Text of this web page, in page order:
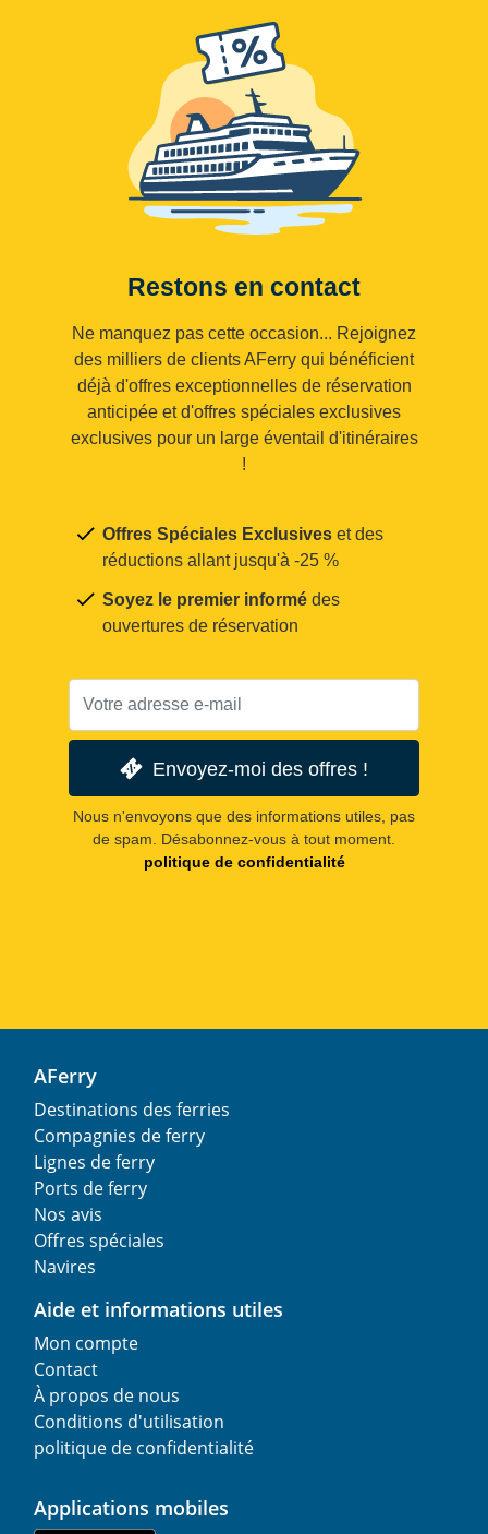
Restons en contact
Ne manquez pas cette occasion... Rejoignez
des milliers de clients AFerry qui bénéficient
déjà d'offres exceptionnelles de réservation
anticipée et d'offres spéciales exclusives
exclusives pour un large éventail d'itinéraires
!
Offres Spéciales Exclusives et des
réductions allant jusqu'à -25 %
Soyez le premier informé des
ouvertures de réservation
Envoyez-moi des offres !
Nous n'envoyons que des informations utiles, pas
de spam. Désabonnez-vous à tout moment.
politique de confidentialité
AFerry
Destinations des ferries
Compagnies de ferry
Lignes de ferry
Ports de ferry
Nos avis
Offres spéciales
Navires
Aide et informations utiles
Mon compte
Contact
À propos de nous
Conditions d'utilisation
politique de confidentialité
Applications mobiles